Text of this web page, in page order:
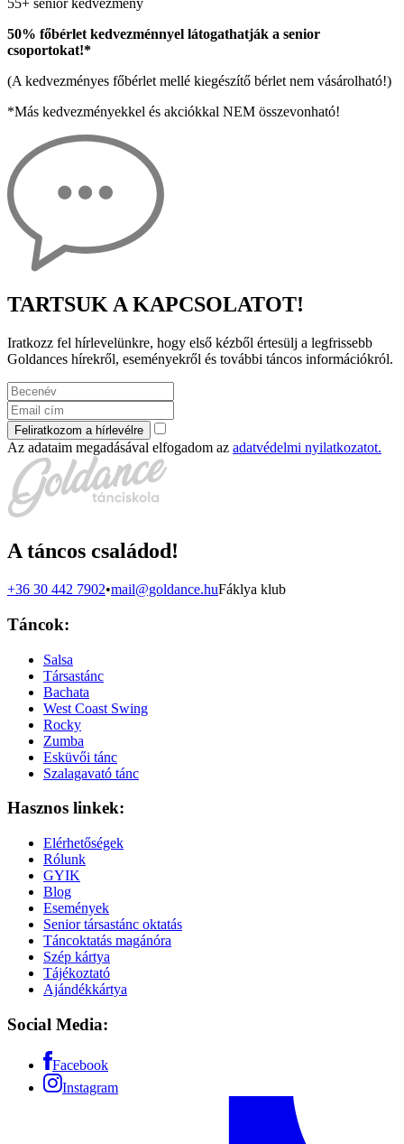
50% főbérlet kedvezménnyel látogathatják a senior
csoportokat!*
(A kedvezményes főbérlet mellé kiegészítő bérlet nem vásárolható!)
*Más kedvezményekkel és akciókkal NEM összevonható!
TARTSUK A KAPCSOLATOT!
Iratkozz fel hírlevelünkre, hogy első kézből értesülj a legfrissebb
Goldances hírekről, eseményekről és további táncos információkról.
Feliratkozom a hírlevélre
Az adataim megadásával elfogadom az adatvédelmi nyilatkozatot.
A táncos családod!
+36 30 442 7902•mail@goldance.huFáklya klub
Táncok:
Salsa
Társastánc
Bachata
West Coast Swing
Rocky
Zumba
Esküvői tánc
Szalagavató tánc
Hasznos linkek:
Elérhetőségek
Rólunk
GYIK
Blog
Események
Senior társastánc oktatás
Táncoktatás magánóra
Szép kártya
Tájékoztató
Ajándékkártya
Social Media:
Facebook
Instagram